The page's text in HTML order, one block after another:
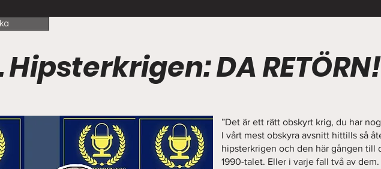
Hipsterkrigen: DA RETÖRN!
”Det är ett rätt obskyrt krig, du har
I vårt mest obskyra avsnitt hittills så
hipsterkrigen och den här gången till
1990-talet. Eller i varje fall två av